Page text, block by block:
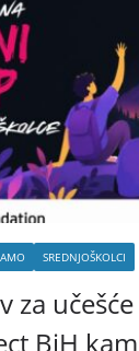
SREDNJOŠKOLCI
za
BiH